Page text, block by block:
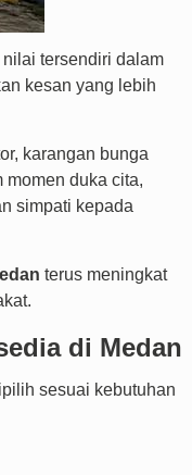
tersendiri dalam
kesan yang lebih
karangan bunga
momen duka cita,
simpati kepada
terus meningkat
di Medan
sesuai kebutuhan